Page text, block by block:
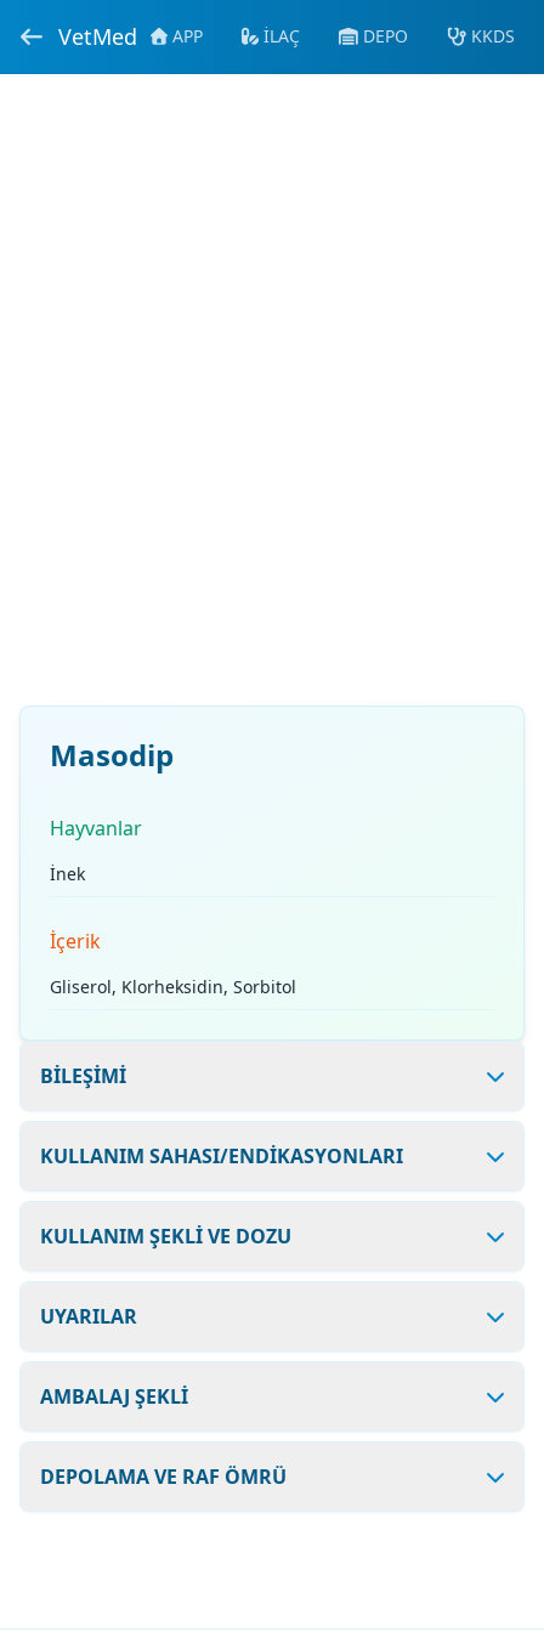
VetMed APP İLAÇ DEPO KKDS
Masodip
Hayvanlar
İnek
İçerik
Gliserol, Klorheksidin, Sorbitol
BİLEŞİMİ
KULLANIM SAHASI/ENDİKASYONLARI
KULLANIM ŞEKLİ VE DOZU
UYARILAR
AMBALAJ ŞEKLİ
DEPOLAMA VE RAF ÖMRÜ